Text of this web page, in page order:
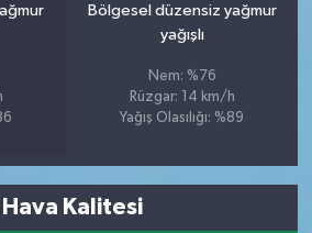
Bölgesel düzensiz yağmur
yağışlı
Nem: %76
Rüzgar: 14 km/h
Yağış Olasılığı: %89
Kalitesi